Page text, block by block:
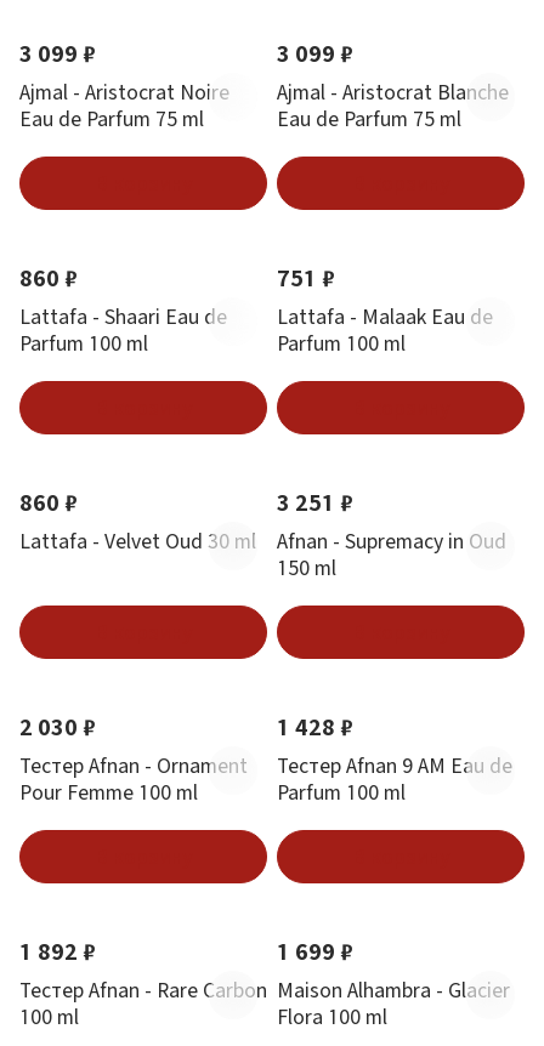
3 099 ₽
Ajmal - Aristocrat Noire
Eau de Parfum 75 ml
3 099 ₽
Ajmal - Aristocrat Blanche
Eau de Parfum 75 ml
Новинка
860 ₽
Lattafa - Shaari Eau de
Parfum 100 ml
Новинка
751 ₽
Lattafa - Malaak Eau de
Parfum 100 ml
Новинка
860 ₽
Lattafa - Velvet Oud 30 ml
Новинка
3 251 ₽
Afnan - Supremacy in Oud
150 ml
Новинка
2 030 ₽
Тестер Afnan - Ornament
Pour Femme 100 ml
Новинка
1 428 ₽
Тестер Afnan 9 AM Eau de
Parfum 100 ml
Новинка
1 892 ₽
Тестер Afnan - Rare Carbon
100 ml
Новинка Хит
1 699 ₽
Maison Alhambra - Glacier
Flora 100 ml